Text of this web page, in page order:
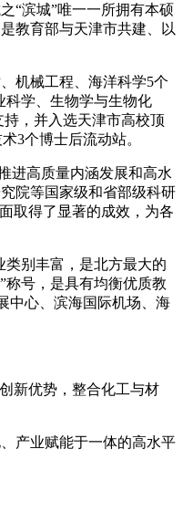
“滨城”唯一一所拥有本硕
教育部与天津市共建、以
机械工程、海洋科学5个
科学、生物学与生物化
，并入选天津市高校顶
3个博士后流动站。
进高质量内涵发展和高水
院等国家级和省部级科研
取得了显著的成效，为各
类别丰富，是北方最大的
称号，是具有均衡优质教
中心、滨海国际机场、海
新优势，整合化工与材
产业赋能于一体的高水平